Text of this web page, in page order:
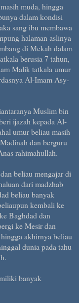
muda, hingga
dalam kondisi
sang ibu membawa
halaman aslinya
di Mekah dalam
berusia 7 tahun,
Malik tatkala umur
Al-Imam Asy-
Muslim bin
ijazah kepada Al-
umur beliau masih
dan berguru
rahimahullah.
beliau mengajar di
dari madzhab
beliau banyak
kembali ke
Baghdad dan
ke Mesir dan
akhirnya beliau
dunia pada tahu
banyak